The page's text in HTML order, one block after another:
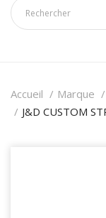
Accueil Marque
J&D CUSTOM